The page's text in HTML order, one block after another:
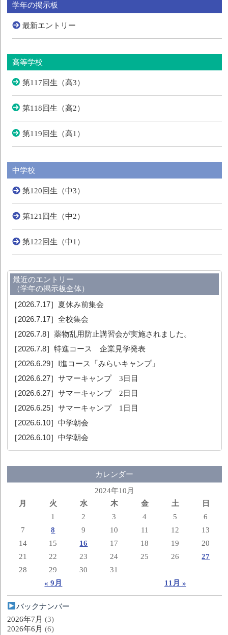
学年の掲示板
最新エントリー
高等学校
第117回生（高3）
第118回生（高2）
第119回生（高1）
中学校
第120回生（中3）
第121回生（中2）
第122回生（中1）
最近のエントリー
（学年の掲示板全体）
［2026.7.17］ 夏休み前集会
［2026.7.17］全校集会
［2026.7.8］薬物乱用防止講習会が実施されました。
［2026.7.8］特進コース 企業見学発表
［2026.6.29］ Ⅰ進コース「みらいキャンプ」
［2026.6.27］サマーキャンプ 3日目
［2026.6.27］サマーキャンプ 2日目
［2026.6.25］サマーキャンプ 1日目
［2026.6.10］中学朝会
［2026.6.10］中学朝会
カレンダー
2024年10月
月
火 水 木 金 土 日
« 9月 11月 »
1 2 3 4 5
6
7
8 9 10 11 12
13
14
15 16 17 18 19
20
21
22 23 24 25 26
27
28
29 30 31
バックナンバー
2026年7月 (3)
2026年6月 (6)